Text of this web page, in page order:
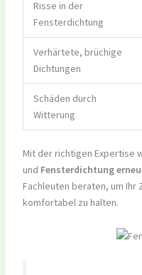
Risse in der
Fensterdichtung
Verhärtete, brüchige
Dichtungen
Schäden durch
Witterung
Mit der richtigen Expertise
und Fensterdichtung
Fachleuten beraten, um Ihr
komfortabel zu halten.